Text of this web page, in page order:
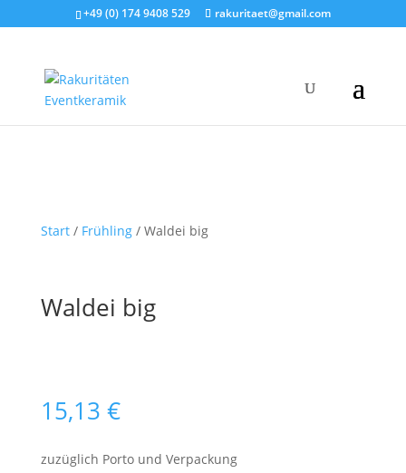
+49 (0) 174 9408 529 rakuritaet@gmail.com
Start/ Frühling/ Waldei big
Waldei big
15,13 €
zuzüglich Porto und Verpackung